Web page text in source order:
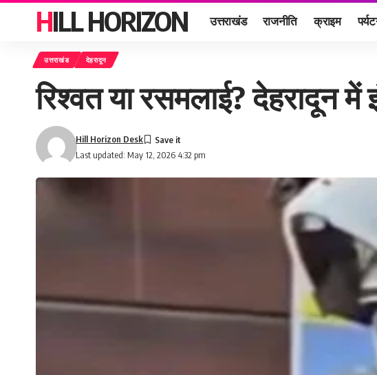
HILL HORIZON उत्तराखंड राजनीति क्राइम
उत्तराखंड देहरादून
रिश्वत या रसमलाई?
Last updated: May 12, 2026 4:32 pm
Hill Horizon Desk